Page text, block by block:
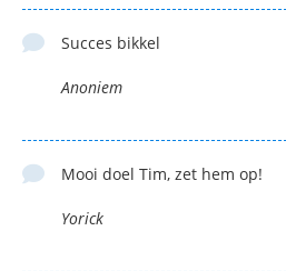
Succes bikkel
Anoniem
Mooi doel Tim, zet hem op!
Yorick